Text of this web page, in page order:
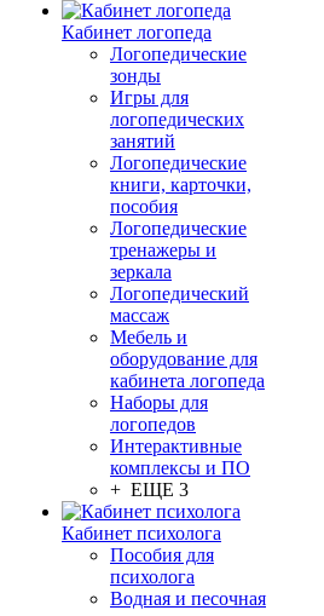
Кабинет логопеда
Логопедические
зонды
Игры для
логопедических
занятий
Логопедические
книги, карточки,
пособия
Логопедические
тренажеры и
зеркала
Логопедический
массаж
Мебель и
оборудование для
кабинета логопеда
Наборы для
логопедов
Интерактивные
комплексы и ПО
+ ЕЩЕ 3
Кабинет психолога
Пособия для
психолога
Водная и песочная